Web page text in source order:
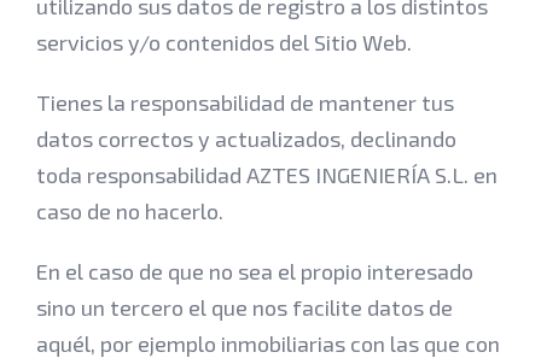
utilizando sus datos de registro a los distintos
servicios y/o contenidos del Sitio Web.
Tienes la responsabilidad de mantener tus
datos correctos y actualizados, declinando
toda responsabilidad AZTES INGENIERÍA S.L. en
caso de no hacerlo.
En el caso de que no sea el propio interesado
sino un tercero el que nos facilite datos de
aquél, por ejemplo inmobiliarias con las que con